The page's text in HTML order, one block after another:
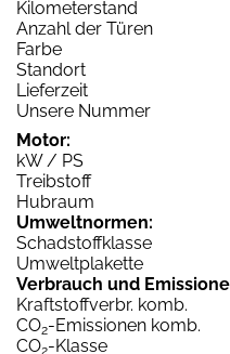
Kilometerstand
Anzahl der Türen
Farbe
Standort
Lieferzeit
Unsere Nummer
Motor:
kW / PS
Treibstoff
Hubraum
Umweltnormen:
Schadstoffklasse
Umweltplakette
Verbrauch und
Kraftstoffverbr. komb.
CO2-Emissionen komb.
CO2-Klasse